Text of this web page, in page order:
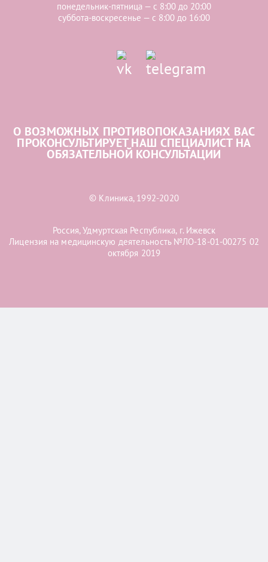
понедельник-пятница — с 8:00 до 20:00
суббота-воскресенье — с 8:00 до 16:00
О ВОЗМОЖНЫХ ПРОТИВОПОКАЗАНИЯХ ВАС
ПРОКОНСУЛЬТИРУЕТ НАШ СПЕЦИАЛИСТ НА
ОБЯЗАТЕЛЬНОЙ КОНСУЛЬТАЦИИ
© Клиника, 1992-2020
Россия, Удмуртская Республика, г. Ижевск
Лицензия на медицинскую деятельность №ЛО-18-01-00275 02
октября 2019